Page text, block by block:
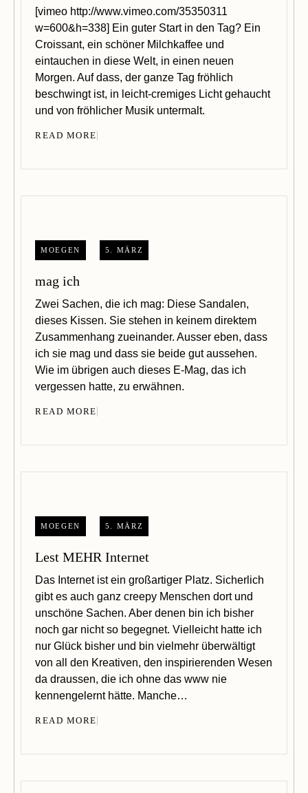
[vimeo http://www.vimeo.com/35350311
w=600&h=338] Ein guter Start in den Tag? Ein
Croissant, ein schöner Milchkaffee und
eintauchen in diese Welt, in einen neuen
Morgen. Auf dass, der ganze Tag fröhlich
beschwingt ist, in leicht-cremiges Licht gehaucht
und von fröhlicher Musik untermalt.
READ MORE
5. MÄRZ
MOEGEN
mag ich
Zwei Sachen, die ich mag: Diese Sandalen,
dieses Kissen. Sie stehen in keinem direktem
Zusammenhang zueinander. Ausser eben, dass
ich sie mag und dass sie beide gut aussehen.
Wie im übrigen auch dieses E-Mag, das ich
vergessen hatte, zu erwähnen.
READ MORE
5. MÄRZ
MOEGEN
Lest MEHR Internet
Das Internet ist ein großartiger Platz. Sicherlich
gibt es auch ganz creepy Menschen dort und
unschöne Sachen. Aber denen bin ich bisher
noch gar nicht so begegnet. Vielleicht hatte ich
nur Glück bisher und bin vielmehr überwältigt
von all den Kreativen, den inspirierenden Wesen
da draussen, die ich ohne das www nie
kennengelernt hätte. Manche…
READ MORE